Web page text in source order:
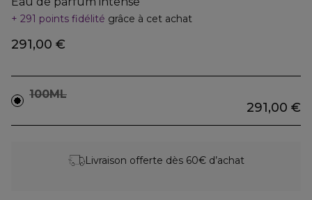
291 points fidélité grâce à cet achat
291,00 €
100ML
291,00 €
Livraison offerte dès 60€ d’achat